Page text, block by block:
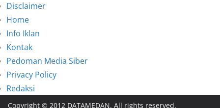
Disclaimer
Home
Info Iklan
Kontak
Pedoman Media Siber
Privacy Policy
Redaksi
Copyright © 2012 DATAMEDAN. All rights reserved.